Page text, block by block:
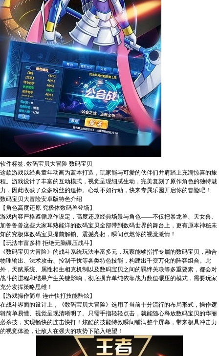
软件标签: 数码宝贝大冒险 数码宝贝
这款游戏以经典童年动画为蓝本打造，玩家能与可爱的伙伴们并肩踏上充满惊喜的旅
程。游戏设计了丰富的互动模式，视觉呈现细腻生动，完美复刻了原作角色的独特魅
力，因此收获了众多粉丝的追捧。心动不如行动，快来专属乐园开启你的冒险吧！
数码宝贝大冒险安卓版特色介绍
【角色高度还原 究极体数码兽登场】
游戏内容严格遵循原作设定，高度还原经典场景与角色——不仅把暴龙兽、天女兽、
加鲁鲁兽这些大家耳熟能详的数码宝贝全部带到数码世界的舞台上，更有原本神秘未
知的究极体数码宝贝提前解锁、震撼亮相，瞬间点燃你的视觉激情！
【玩法丰富多样 拒绝无脑碾压战斗】
《数码宝贝大冒险》的战斗系统玩法丰富多元，玩家能够指挥专属的数码宝贝，融合
物理输出、法术攻击、控制干扰等各类特色技能，构建出千变万化的阵容组合。此
外，天赋系统、属性相生相克机制以及数码宝贝之间的羁绊关联等多重要素，都会对
战斗的进程和结果产生关键影响，彻底摒弃单纯依靠战力数值碾压的模式，需要玩家
充分发挥策略思维！
【游戏操作简单 连击快打技能酷炫】
在战斗界面的设计上，《数码宝贝大冒险》选用了当前十分流行的布局形式，操作逻
辑简单易懂、视觉呈现清晰明了。只需手指轻轻点击，就能随心释放数码宝贝的华丽
必杀技，实现畅快的连击快打！炫酷的技能特效瞬间铺满整个屏幕，带来极具冲击力
的视觉体验，让敌人在强大的攻势下陷入绝望！